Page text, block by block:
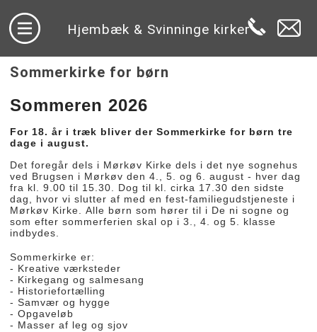
Hjembæk & Svinninge kirker
Sommerkirke for børn
Sommeren 2026
For 18. år i træk bliver der Sommerkirke for børn tre
dage i august.
Det foregår dels i Mørkøv Kirke dels i det nye sognehus
ved Brugsen i Mørkøv den 4., 5. og 6. august - hver dag
fra kl. 9.00 til 15.30. Dog til kl. cirka 17.30 den sidste
dag, hvor vi slutter af med en fest-familiegudstjeneste i
Mørkøv Kirke.Alle børn som hører til i De ni sogne og
som efter sommerferien skal op i 3., 4. og 5. klasse
indbydes.
Sommerkirke er:
- Kreative værksteder
- Kirkegang og salmesang
- Historiefortælling
- Samvær og hygge
- Opgaveløb
- Masser af leg og sjov